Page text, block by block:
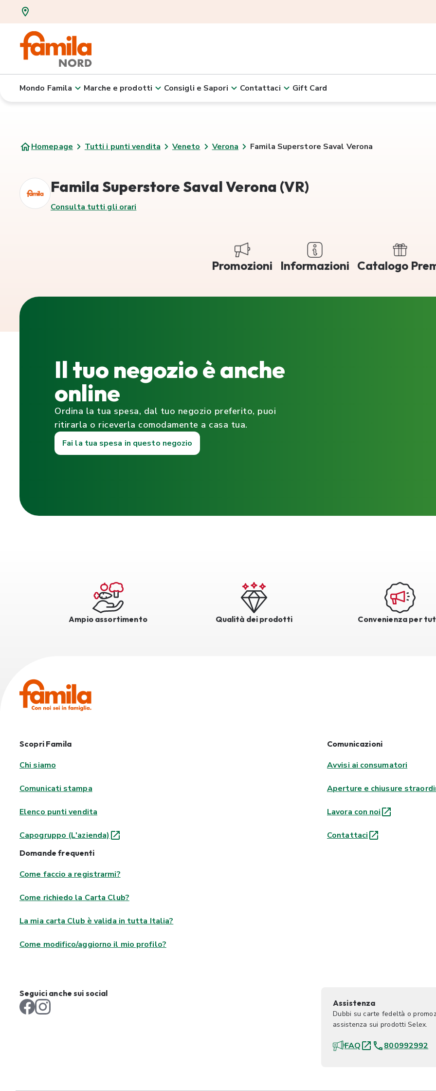
Mondo Famila Marche e prodotti Consigli e Sapori Contattaci Gift Card
Homepage Tutti i punti vendita Veneto Verona Famila Superstore Saval Verona
Famila Superstore Saval Verona (VR)
Consulta tutti gli orari
Promozioni Informazioni Catalogo
Il tuo negozio è anche
online
Ordina la tua spesa, dal tuo negozio preferito, puoi
ritirarla o riceverla comodamente a casa tua.
Fai la tua spesa in questo negozio
Ampio assortimento Qualità dei prodotti Convenienza per
Scopri Famila
Chi siamo
Comunicati stampa
Elenco punti vendita
Capogruppo (L'azienda)
Comunicazioni
Avvisi ai consumatori
Aperture e chiusure
Lavora con noi
Contattaci
Domande frequenti
Come faccio a registrarmi?
Come richiedo la Carta Club?
La mia carta Club è valida in tutta Italia?
Come modifico/aggiorno il mio profilo?
Seguici anche sui social
Assistenza
Dubbi su carte fedeltà o
assistenza sui prodotti Selex.
FAQ 800992992